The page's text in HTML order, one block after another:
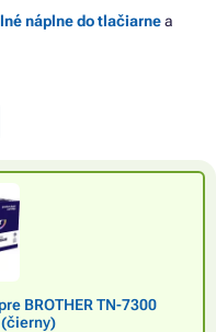
náplne do tlačiarnea
BROTHER TN-7300